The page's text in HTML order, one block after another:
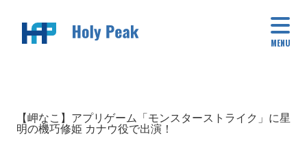
MENU
【岬なこ】アプリゲーム「モンスターストライク」に星
明の機巧修姫 カナウ役で出演！